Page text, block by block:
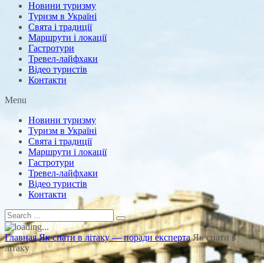
Новини туризму
Туризм в Україні
Свята і традиції
Маршрути і локації
Гастротури
Тревел-лайфхаки
Відео туристів
Контакти
Menu
Новини туризму
Туризм в Україні
Свята і традиції
Маршрути і локації
Гастротури
Тревел-лайфхаки
Відео туристів
Контакти
Главная Як спати в літаку — поради експерта Як спати в
літаку